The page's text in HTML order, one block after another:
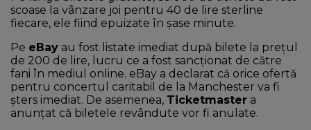
scoase la vânzare joi pentru 40 de lire sterline
fiecare, ele fiind epuizate în șase minute.
Pe eBay au fost listate imediat după bilete la prețul
de 200 de lire, lucru ce a fost sancționat de către
fani în mediul online. eBay a declarat că orice ofertă
pentru concertul caritabil de la Manchester va fi
șters imediat. De asemenea, Ticketmaster a
anunțat că biletele revândute vor fi anulate.